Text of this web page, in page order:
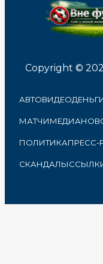
Copyright ©
АВТОВИДЕО
МАТЧИМЕДИА
ПОЛИТИКАПРЕСС-
СКАНДАЛЫ